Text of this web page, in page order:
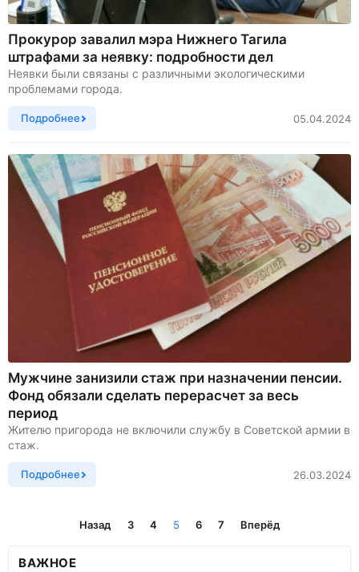
Прокурор завалил мэра Нижнего Тагила
штрафами за неявку: подробности дел
Неявки были связаны с различными экологическими
проблемами города.
Подробнее 05.04.2024
Мужчине занизили стаж при назначении пенсии.
Фонд обязали сделать перерасчет за весь
период
Жителю пригорода не включили службу в Советской армии в
стаж.
Подробнее 26.03.2024
Назад 3 4 5 6 7 Вперёд
ВАЖНОЕ